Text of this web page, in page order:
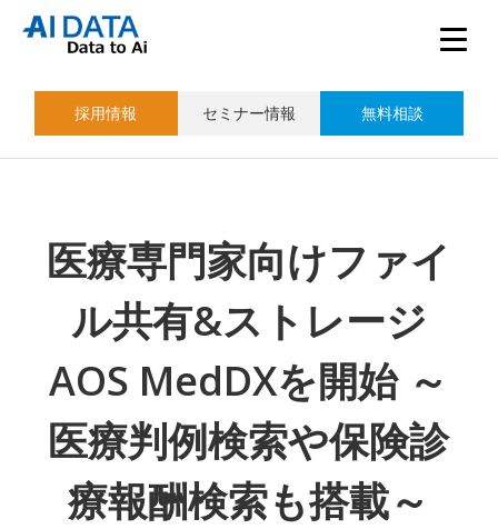
採用情報 セミナー情報 無料相談
医療専門家向けファイ
ル共有&ストレージ
AOS MedDXを開始 ～
医療判例検索や保険診
療報酬検索も搭載～